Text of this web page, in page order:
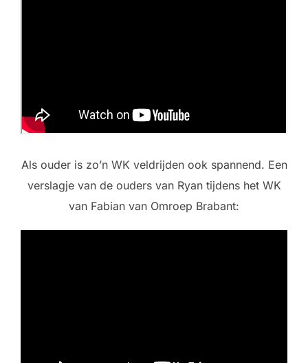
Als ouder is zo’n WK veldrijden ook spannend. Een
verslagje van de ouders van Ryan tijdens het WK
van Fabian van Omroep Brabant: